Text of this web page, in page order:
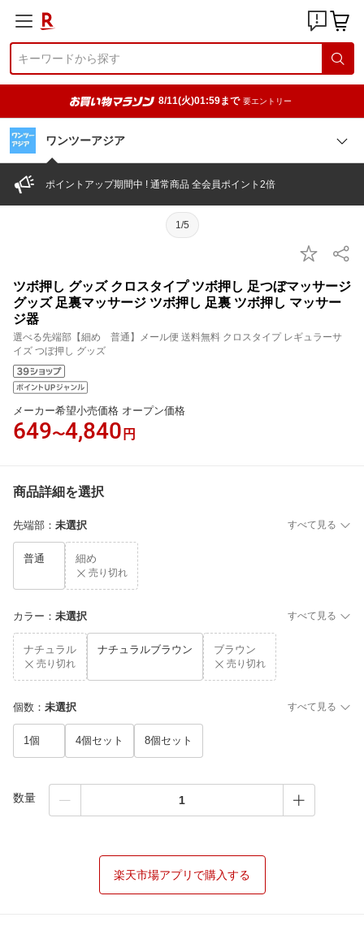
8/11(火)01:59まで 要エントリー
ワンツーアジア
ポイントアップ期間中 ! 通常商品 全会員ポイント2倍
1/5
ツボ押し グッズ クロスタイプ ツボ押し 足つぼマッサージ
グッズ 足裏マッサージ ツボ押し 足裏 ツボ押し マッサー
ジ器
選べる先端部【細め 普通】メール便 送料無料 クロスタイプ レギュラーサ
イズ つぼ押し グッズ
メーカー希望小売価格 オープン価格
649〜4,840 円
商品詳細を選択
先端部 ： 未選択 すべて見る
普通 細め
売り切れ
カラー ： 未選択 すべて見る
ナチュラル
売り切れ
ナチュラルブラウン ブラウン
売り切れ
個数 ： 未選択 すべて見る
1個 4個セット 8個セット
数量
楽天市場アプリで購入する